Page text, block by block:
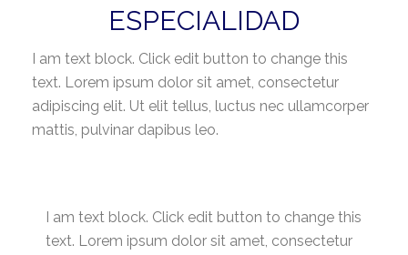
ESPECIALIDAD
I am text block. Click edit button to change this
text. Lorem ipsum dolor sit amet, consectetur
adipiscing elit. Ut elit tellus, luctus nec ullamcorper
mattis, pulvinar dapibus leo.
I am text block. Click edit button to change this
text. Lorem ipsum dolor sit amet, consectetur